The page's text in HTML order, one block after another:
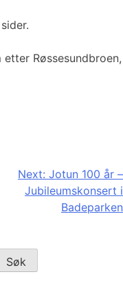
Røssesundbroen,
Next: Jotun 100 år –
Jubileumskonsert i
Badeparken
Søk